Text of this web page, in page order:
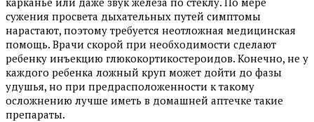
сужения просвета дыхательных путей симптомы
нарастают, поэтому требуется неотложная медицинская
помощь. Врачи скорой при необходимости сделают
ребенку инъекцию глюкокортикостероидов. Конечно, не у
каждого ребенка ложный круп может дойти до фазы
удушья, но при предрасположенности к такому
осложнению лучше иметь в домашней аптечке такие
препараты.